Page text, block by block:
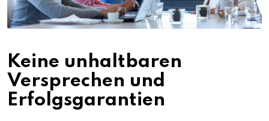
Keine unhaltbaren
Versprechen und
Erfolgsgarantien